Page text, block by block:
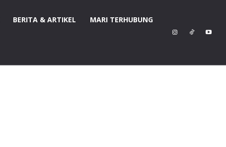
BERITA & ARTIKEL MARI TERHUBUNG